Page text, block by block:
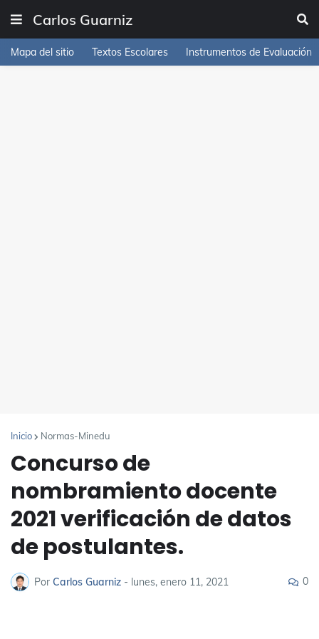
Carlos Guarniz
Mapa del sitio Textos Escolares Instrumentos de Evaluación
Inicio Normas-Minedu
Concurso de
nombramiento docente
2021 verificación de datos
de postulantes.
Por Carlos Guarniz - lunes, enero 11, 2021 0